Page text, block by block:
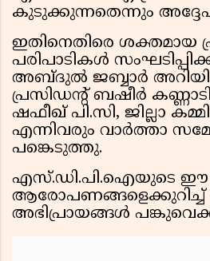
കുടുക്കുന്നതെന്നും
ഇതിനെതിരെ ശക്തമായ
പരിപാടികൾ
അബ്ദുൽ ജബ്ബാർ
പ്രസിഡൻ്റ് ബഷീർ
ഷഫീഖ് പി.സി, ജില്ലാ
എന്നിവരും വാർത്താ
പങ്കെടുത്തു.
എസ്.ഡി.പി.ഐയുടെ ഈ
ആരോപണങ്ങളെക്കുറിച്ച്
അഭിപ്രായങ്ങൾ